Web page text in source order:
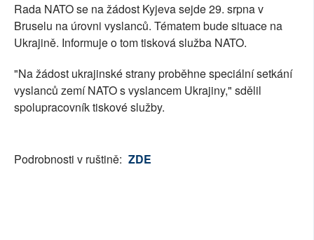
RUBRIKY
Rada NATO se na žádost Kyjeva sejde 29. srpna v
Bruselu na úrovni vyslanců. Tématem bude situace na
Ukrajině. Informuje o tom tisková služba NATO.
"Na žádost ukrajinské strany proběhne speciální setkání
vyslanců zemí NATO s vyslancem Ukrajiny," sdělil
spolupracovník tiskové služby.
Podrobnosti v ruštině: ZDE